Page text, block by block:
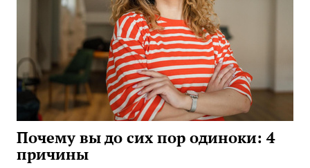
Почему вы до сих пор одиноки: 4
причины